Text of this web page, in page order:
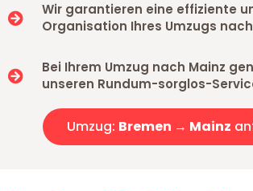
Wir garantieren eine effiziente
Organisation Ihres Umzugs
Bei Ihrem Umzug nach Mainz
unseren Rundum-sorglos-
Umzug: Bremen → Mainz